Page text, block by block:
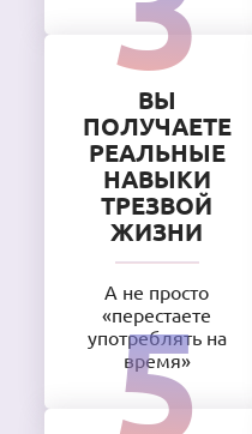
ВЫ
ПОЛУЧАЕТЕ
РЕАЛЬНЫЕ
НАВЫКИ
ТРЕЗВОЙ
ЖИЗНИ
А не просто
«перестаете
употреблять на
время»